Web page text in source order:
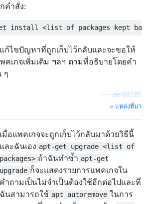
คำสั่ง:
ก้ไขปัญหาที่ถูกเก็บไว้กลับและจะขอให้
คเกจเพิ่มเติม ฯลฯ ตามที่อธิบายโดยคำ
ๆ
user88285
แหล่งที่มา
เมื่อแพคเกจจะถูกเก็บไว้กลับมาด้วยวิธีนี้
และฉันเอง apt-get upgrade <list of
packages> ถ้าฉันทำซ้ำ apt-get
upgrade ก็จะแสดงรายการแพคเกจใน
คำถามเป็นไม่จำเป็นต้องใช้อีกต่อไปและที่
ฉันสามารถใช้ apt autoremove ในการ